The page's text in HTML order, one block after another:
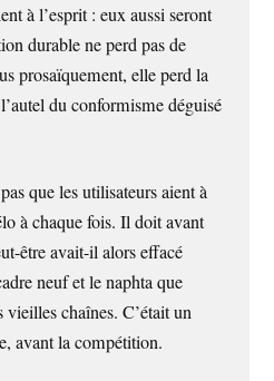
à l’esprit : eux aussi seront
durable ne perd pas de
prosaïquement, elle perd la
du conformisme déguisé
que les utilisateurs aient à
à chaque fois. Il doit avant
être avait-il alors effacé
neuf et le naphta que
vieilles chaînes. C’était un
avant la compétition.